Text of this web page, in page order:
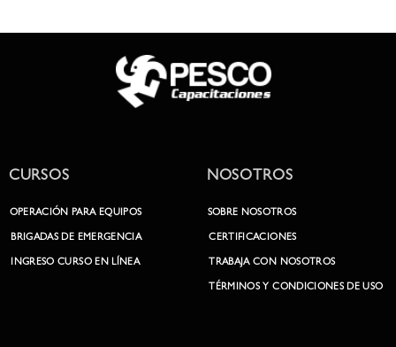
equipo de izaje crítico, la
apropiados y la verificación del
sistema de estrobado óptimo.
Además, se asegura que los
la seguridad y eficiencia en
CURSOS
OPERACIÓN PARA EQUIPOS
BRIGADAS DE EMERGENCIA
INGRESO CURSO EN LÍNEA
NOSOTROS
SOBRE NOSOTROS
CERTIFICACIONES
TRABAJA CON NOSOTROS
TÉRMINOS Y CONDICIONES DE USO